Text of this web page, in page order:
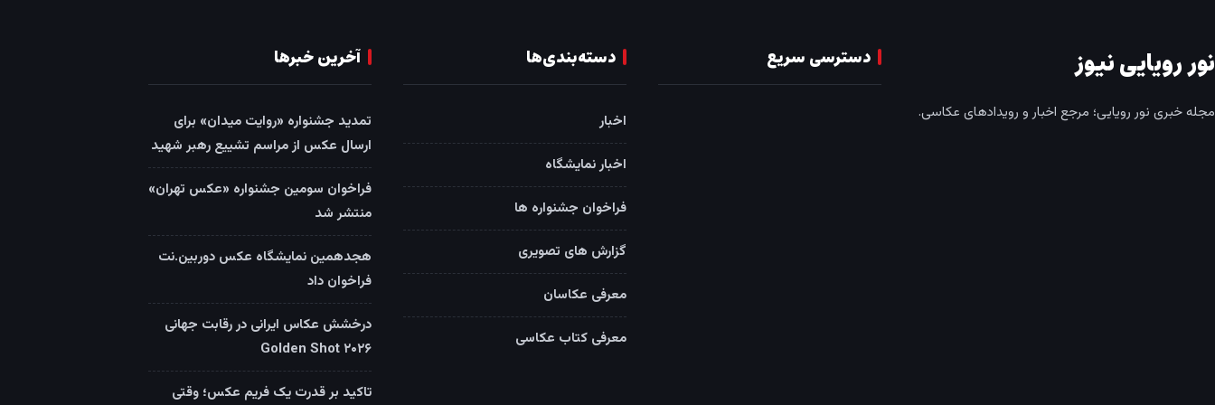
نور رویایی نیوز
مجله خبری نور رویایی؛ مرجع اخبار و رویدادهای عکاسی.
دسترسی سریع دسته‌بندی‌ها
اخبار
اخبار نمایشگاه
فراخوان جشنواره ها
گزارش های تصویری
معرفی عکاسان
معرفی کتاب عکاسی
آخرین خبرها
تمدید جشنواره «روایت میدان» برای
ارسال عکس از مراسم تشییع رهبر شهید
فراخوان سومین جشنواره «عکس تهران»
منتشر شد
هجدهمین نمایشگاه عکس دوربین.نت
فراخوان داد
درخشش عکاس ایرانی در رقابت جهانی
Golden Shot ۲۰۲۶
تاکید بر قدرت یک فریم عکس؛ وقتی